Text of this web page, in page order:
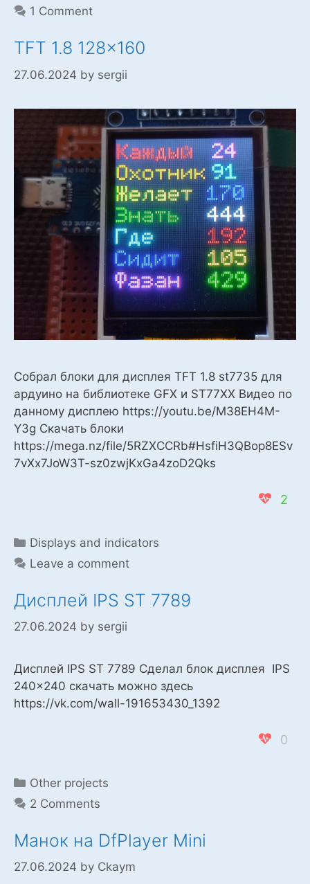
1 Comment
TFT 1.8 128×160
27.06.2024 by sergii
Собрал блоки для дисплея TFT 1.8 st7735 для
ардуино на библиотеке GFX и ST77XX Видео по
данному дисплею https://youtu.be/M38EH4M-
Y3g Скачать блоки
https://mega.nz/file/5RZXCCRb#HsfiH3QBop8ESv
7vXx7JoW3T-sz0zwjKxGa4zoD2Qks
2
Categories
Displays and indicators
Leave a comment
Дисплей IPS ST 7789
27.06.2024 by sergii
Дисплей IPS ST 7789 Сделал блок дисплея IPS
240×240 скачать можно здесь
https://vk.com/wall-191653430_1392
0
Categories
Other projects
2 Comments
Манок на DfPlayer Mini
27.06.2024 by Ckaym